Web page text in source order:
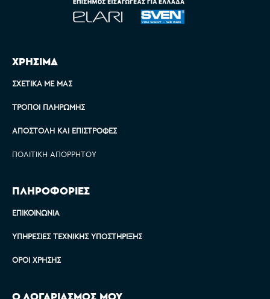
ΧΡΗΣΙΜΑ
ΣΧΕΤΙΚΆ ΜΕ ΜΑΣ
ΤΡΌΠΟΙ ΠΛΗΡΩΜΉΣ
ΑΠΟΣΤΟΛΉ ΚΑΙ ΕΠΙΣΤΡΟΦΈΣ
ΠΟΛΙΤΙΚΉ ΑΠΟΡΡΉΤΟΥ
ΠΛΗΡΟΦΟΡΙΕΣ
ΕΠΙΚΟΙΝΩΝΊΑ
ΥΠΗΡΕΣΊΕΣ ΤΕΧΝΙΚΉΣ ΥΠΟΣΤΉΡΙΞΗΣ
ΌΡΟΙ ΧΡΉΣΗΣ